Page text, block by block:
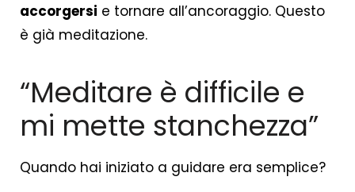
accorgersi e tornare all’ancoraggio. Questo
è già meditazione.
“Meditare è difficile e
mi mette stanchezza”
Quando hai iniziato a guidare era semplice?